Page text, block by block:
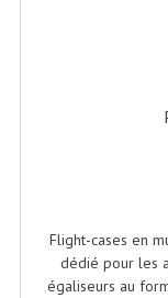
Flight-cases en
dédié pour les
égaliseurs au